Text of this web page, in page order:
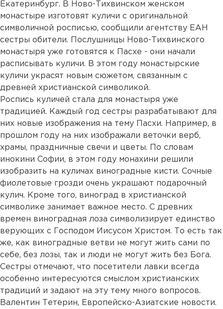
Екатеринбург. В Ново-Тихвинском женском
монастыре изготовят куличи с оригинальной
символичной росписью, сообщили агентству ЕАН
сестры обители. Послушницы Ново-Тихвинского
монастыря уже готовятся к Пасхе - они начали
расписывать куличи. В этом году монастырские
куличи украсят новым сюжетом, связанным с
древней христианской символикой.
Роспись куличей стала для монастыря уже
традицией. Каждый год сестры разрабатывают для
них новые изображения на тему Пасхи. Например, в
прошлом году на них изображали веточки верб,
храмы, праздничные свечи и цветы. По словам
инокини Софии, в этом году монахини решили
изобразить на куличах виноградные кисти. Сочные
фиолетовые грозди очень украшают подарочный
кулич. Кроме того, виноград в христианской
символике занимает важное место. С древних
времен виноградная лоза символизирует единство
верующих с Господом Иисусом Христом. То есть так
же, как виноградные ветви не могут жить сами по
себе, без лозы, так и люди не могут жить без Бога.
Сестры отмечают, что посетители лавки всегда
особенно интересуются смыслом христианских
традиций и задают на эту тему много вопросов.
Валентин Тетерин, Европейско-Азиатские новости.